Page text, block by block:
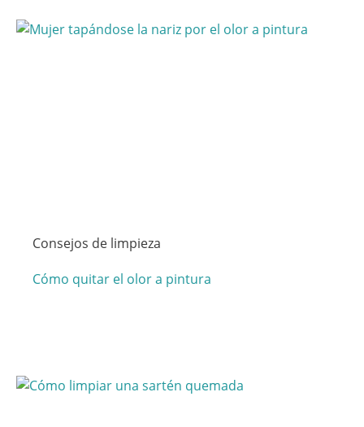
Consejos de limpieza
Cómo quitar el olor a pintura